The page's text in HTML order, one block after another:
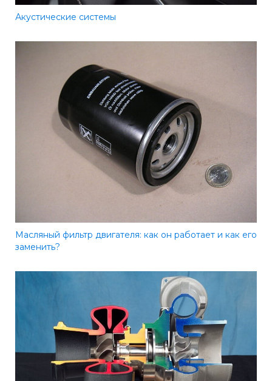
Акустические системы
Масляный фильтр двигателя: как он работает и как его
заменить?